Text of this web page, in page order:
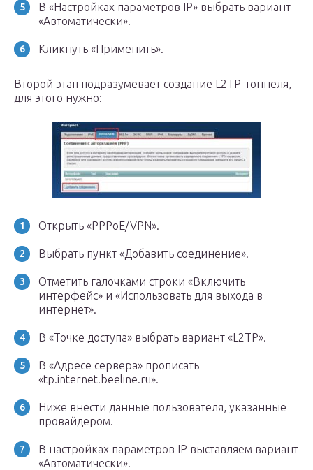
В «Настройках параметров IP» выбрать вариант
«Автоматически».
Кликнуть «Применить».
Второй этап подразумевает создание L2TP-тоннеля,
для этого нужно:
Открыть «PPPoE/VPN».
Выбрать пункт «Добавить соединение».
Отметить галочками строки «Включить
интерфейс» и «Использовать для выхода в
интернет».
В «Точке доступа» выбрать вариант «L2TP».
В «Адресе сервера» прописать
«tp.internet.beeline.ru».
Ниже внести данные пользователя, указанные
провайдером.
В настройках параметров IP выставляем вариант
«Автоматически».